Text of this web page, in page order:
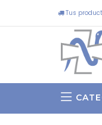
Tus